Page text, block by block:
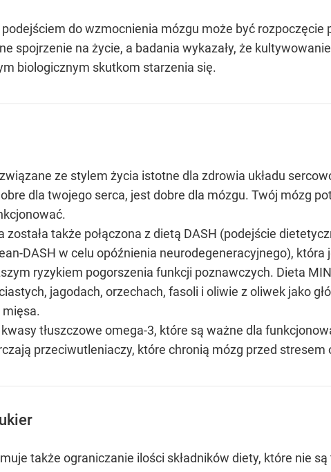
do wzmocnienia mózgu może być
spojrzenie na życie, a badania wykazały, że
biologicznym skutkom starzenia się.
ze stylem życia istotne dla zdrowia układu
dla twojego serca, jest dobre dla mózgu. Twój mózg
została także połączona z dietą DASH (podejście
DASH w celu opóźnienia neurodegeneracyjnego),
ryzykiem pogorszenia funkcji poznawczych. Dieta
jagodach, orzechach, fasoli i oliwie z oliwek jako
mięsa.
tłuszczowe omega-3, które są ważne dla
przeciwutleniaczy, które chronią mózg przed stresem
także ograniczanie ilości składników diety, które nie